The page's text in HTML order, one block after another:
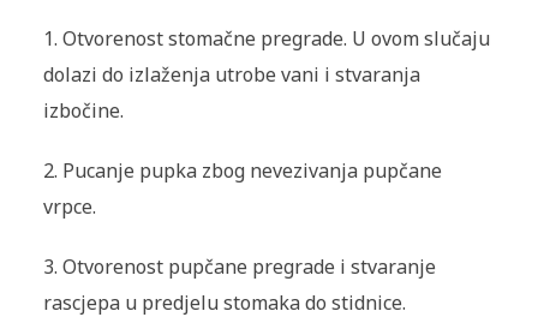
1. Otvorenost stomačne pregrade. U ovom slučaju
dolazi do izlaženja utrobe vani i stvaranja
izbočine.
2. Pucanje pupka zbog nevezivanja pupčane
vrpce.
3. Otvorenost pupčane pregrade i stvaranje
rascjepa u predjelu stomaka do stidnice.